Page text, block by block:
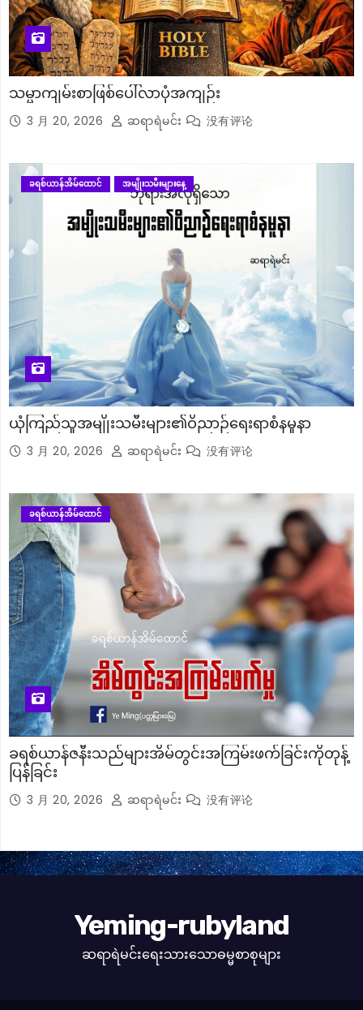
သမ္မာကျမ်းစာဖြစ်ပေါ်လာပုံအကျဉ်း
3 月 20, 2026 ဆရာရဲမင်း 没有评论
ခရစ်ယာန်အိမ်ထောင် အမျိုးသမီးများနေ့
ယုံကြည်သူအမျိုးသမီးများ၏ဝိညာဉ်ရေးရာစံနမူနာ
3 月 20, 2026 ဆရာရဲမင်း 没有评论
ခရစ်ယာန်အိမ်ထောင်
ခရစ်ယာန်ဇနီးသည်များအိမ်တွင်းအကြမ်းဖက်ခြင်းကိုတုန့်
ပြန်ခြင်း
3 月 20, 2026 ဆရာရဲမင်း 没有评论
Yeming-rubyland
ဆရာရဲမင်းရေးသားသောဓမ္မစာစုများ